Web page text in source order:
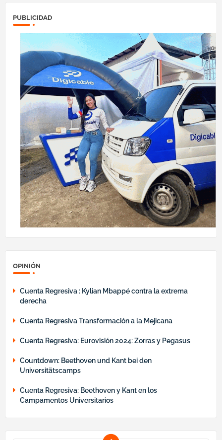
PUBLICIDAD
OPINIÓN
Cuenta Regresiva : Kylian Mbappé contra la extrema
derecha
Cuenta Regresiva Transformación a la Mejicana
Cuenta Regresiva: Eurovisión 2024: Zorras y Pegasus
Countdown: Beethoven und Kant bei den
Universitätscamps
Cuenta Regresiva: Beethoven y Kant en los
Campamentos Universitarios